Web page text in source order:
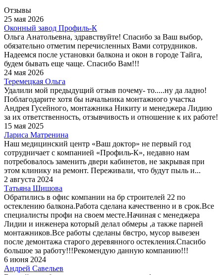
Отзывы
25 мая 2026
Оконный завод Профиль-К
Ольга Анатольевна, здравствуйте! Спасибо за Ваш выбор,
обязательно отметим перечисленных Вами сотрудников.
Надеемся после установки балкона и окон в городе Тайга,
будем бывать еще чаще. Спасибо Вам!!!
24 мая 2026
Теремецкая Ольга
Удалили мой предыдущий отзыв почему- то.....ну да ладно!
Поблагодарите хотя бы начальника монтажного участка
Андрея Гусейного, монтажника Никиту и менеджера Лидию
за их ответственность, отзывчивость и отношение к их работе!
15 мая 2025
Лариса Матренина
Наш медицинский центр «Ваш доктор» не первый год
сотрудничает с компанией «Профиль-К», недавно нам
потребовалось заменить двери кабинетов, не закрывая при
этом клинику на ремонт. Переживали, что будут пыль и...
2 августа 2024
Татьяна Шишова
Обратились в офис компании на бр строителей 22 по
остеклению балкона.Работа сделана качественно и в срок.Все
специалисты профи на своем месте.Начиная с менеджера
Лидии и инженера который делал обмеры ,а также парней
монтажников.Все работы сделаны бвстро, мусор вывезен
после демонтажа старого деревянного остекления.Спасибо
большое за работу!!!Рекомендую данную компанию!!!
6 июня 2024
Андрей Савельев